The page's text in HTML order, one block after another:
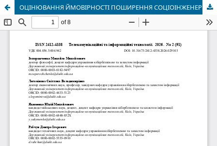
ОЦІНЮВАННЯ ЙМОВІРНОСТІ ПОШИРЕННЯ СОЦІОІНЖЕНЕРНОЇ АТАКИ В КОРПОРАТИВНІЙ ІНФОРМАЦІЙНІЙ СИСТЕМІ З УРАХУВАННЯМ СПРЯМОВАНОСТІ КОМУНІКАЦІЙНОЇ ВЗАЄМОДІЇ